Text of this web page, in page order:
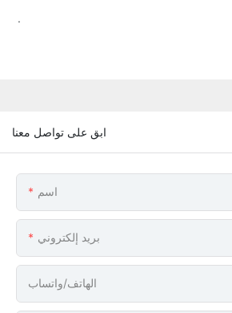
.
ابق على تواصل معنا
اسم
بريد إلكتروني
الهاتف/واتساب